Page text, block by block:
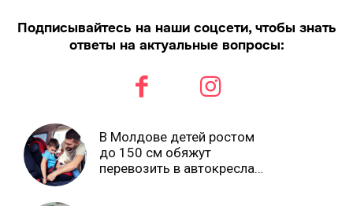
Подписывайтесь на наши соцсети, чтобы знать
ответы на актуальные вопросы:
В Молдове детей ростом
до 150 см обяжут
перевозить в автокреслах